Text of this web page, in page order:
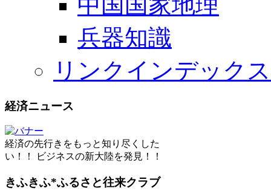
兵器知識
リンクインデックス
経済ニュース
経済の先行きをもっと知り尽くした
い！！ ビジネスの新大陸を発見！！
きふきふ*ふるさと往来クラブ